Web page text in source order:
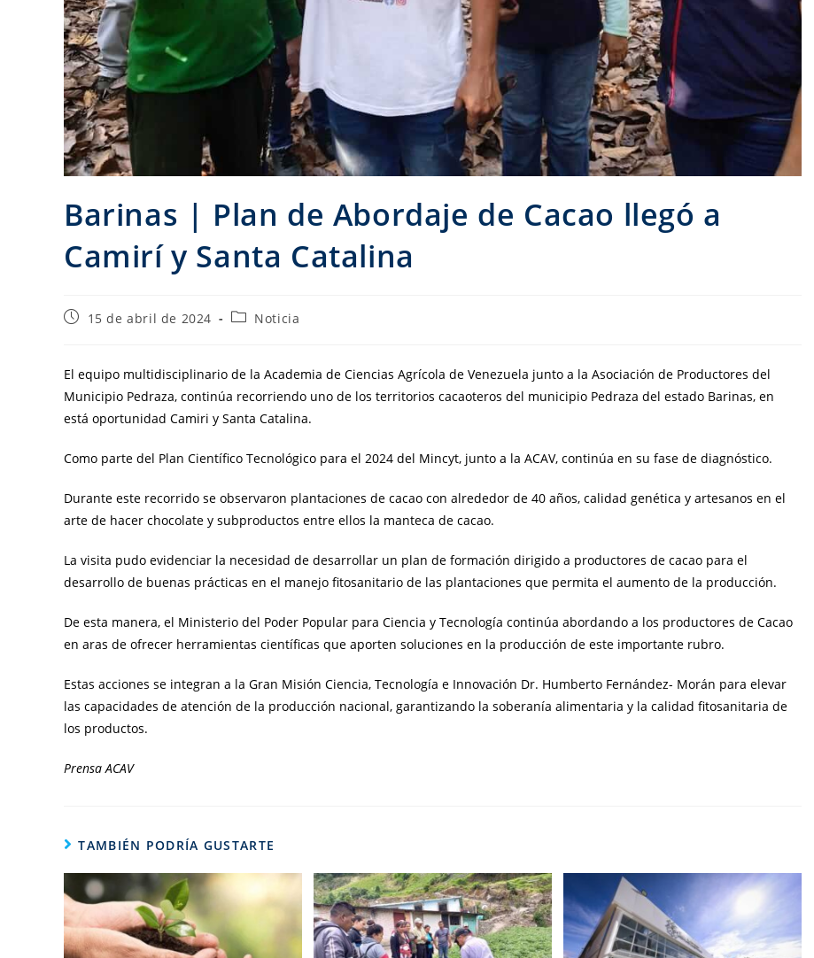
Barinas | Plan de Abordaje de Cacao llegó a
Camirí y Santa Catalina
15 de abril de 2024 Noticia
El equipo multidisciplinario de la Academia de Ciencias Agrícola de Venezuela junto a la Asociación de Productores del
Municipio Pedraza, continúa recorriendo uno de los territorios cacaoteros del municipio Pedraza del estado Barinas, en
está oportunidad Camiri y Santa Catalina.
Como parte del Plan Científico Tecnológico para el 2024 del Mincyt, junto a la ACAV, continúa en su fase de diagnóstico.
Durante este recorrido se observaron plantaciones de cacao con alrededor de 40 años, calidad genética y artesanos en el
arte de hacer chocolate y subproductos entre ellos la manteca de cacao.
La visita pudo evidenciar la necesidad de desarrollar un plan de formación dirigido a productores de cacao para el
desarrollo de buenas prácticas en el manejo fitosanitario de las plantaciones que permita el aumento de la producción.
De esta manera, el Ministerio del Poder Popular para Ciencia y Tecnología continúa abordando a los productores de Cacao
en aras de ofrecer herramientas científicas que aporten soluciones en la producción de este importante rubro.
Estas acciones se integran a la Gran Misión Ciencia, Tecnología e Innovación Dr. Humberto Fernández- Morán para elevar
las capacidades de atención de la producción nacional, garantizando la soberanía alimentaria y la calidad fitosanitaria de
los productos.
Prensa ACAV
TAMBIÉN PODRÍA GUSTARTE